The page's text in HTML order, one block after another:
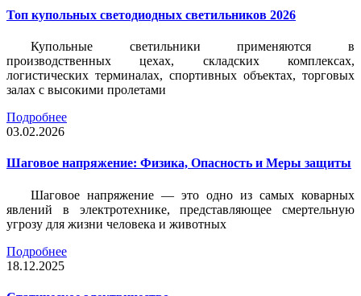
Топ купольных светодиодных светильников 2026
Купольные светильники применяются в
производственных цехах, складских комплексах,
логистических терминалах, спортивных объектах, торговых
залах с высокими пролетами
Подробнее
03.02.2026
Шаговое напряжение: Физика, Опасность и Меры защиты
Шаговое напряжение — это одно из самых коварных
явлений в электротехнике, представляющее смертельную
угрозу для жизни человека и животных
Подробнее
18.12.2025